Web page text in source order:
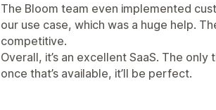
The Bloom team even implemented
our use case, which was a huge help.
competitive.
Overall, it’s an excellent SaaS. The
once that’s available, it’ll be perfect.